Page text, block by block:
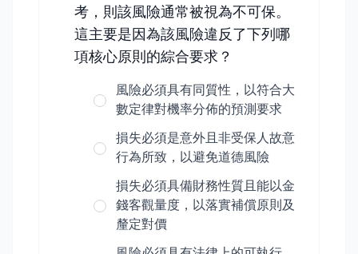
考，則該風險通常被視為不可保。
這主要是因為該風險違反了下列哪
項核心原則的綜合要求？
風險必須具有同質性，以符合大
數定律對機率分佈的預測要求
損失必須是意外且非受保人故意
行為所致，以避免道德風險
損失必須具備財務性質且能以金
錢客觀量度，以落實補償原則及
釐定對價